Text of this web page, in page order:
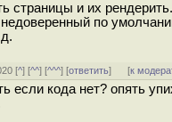
страницы и их
по
[^] [^^] [^^^] [ответить] [к
если кода нет? опять